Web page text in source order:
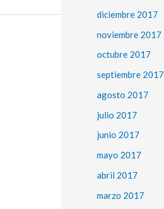
diciembre 2017
noviembre 2017
octubre 2017
septiembre 2017
agosto 2017
julio 2017
junio 2017
mayo 2017
abril 2017
marzo 2017